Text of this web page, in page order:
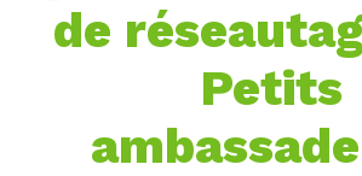
de
Petits